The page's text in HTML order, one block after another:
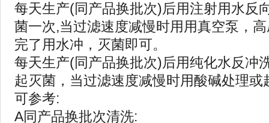
每天生产(同产品换批次)后用注射用水反
菌一次,当过滤速度减慢时用用真空泵，
完了用水冲，灭菌即可。
每天生产(同产品换批次)后用纯化水反冲
起灭菌，当过滤速度减慢时用酸碱处理或
可参考:
A同产品换批次清洗: